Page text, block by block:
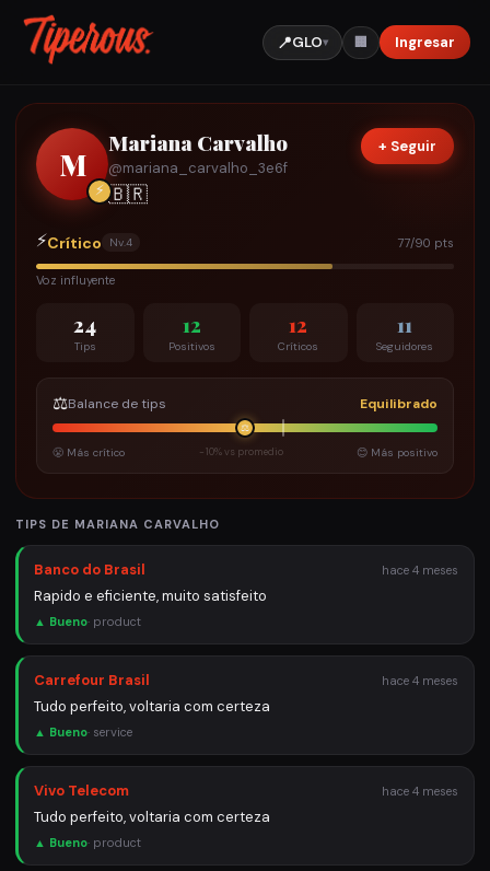
📍GLO▾ 🏢 Ingresar
M
⚡
Mariana Carvalho
@mariana_carvalho_3e6f
🇧🇷
+ Seguir
⚡Crítico Nv.4 77/90 pts
Voz influyente
24
Tips
12
Positivos
12
Críticos
11
Seguidores
⚖️Balance de tips Equilibrado
⚖️
😤 Más crítico -10% vs promedio 😊 Más positivo
TIPS DE MARIANA CARVALHO
Banco do Brasil hace 4 meses
Rapido e eficiente, muito satisfeito
▲ Bueno· product
Carrefour Brasil hace 4 meses
Tudo perfeito, voltaria com certeza
▲ Bueno· service
Vivo Telecom hace 4 meses
Tudo perfeito, voltaria com certeza
▲ Bueno· product